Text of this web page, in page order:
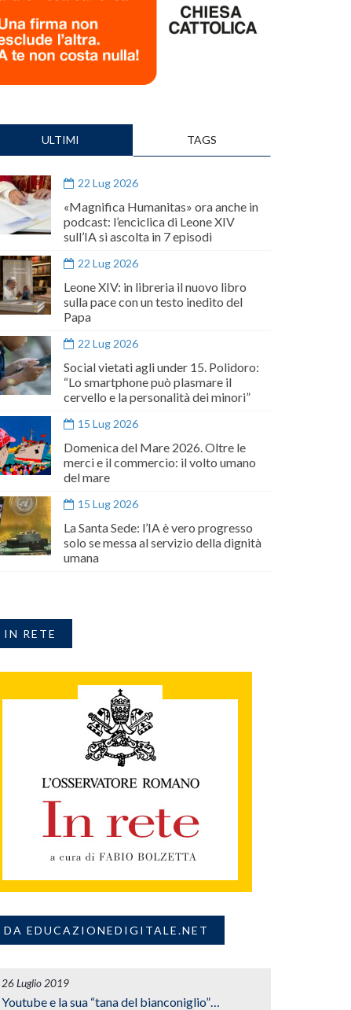
ULTIMI TAGS
22 Lug 2026
«Magnifica Humanitas» ora anche in
podcast: l’enciclica di Leone XIV
sull’IA si ascolta in 7 episodi
22 Lug 2026
Leone XIV: in libreria il nuovo libro
sulla pace con un testo inedito del
Papa
22 Lug 2026
Social vietati agli under 15. Polidoro:
“Lo smartphone può plasmare il
cervello e la personalità dei minori”
15 Lug 2026
Domenica del Mare 2026. Oltre le
merci e il commercio: il volto umano
del mare
15 Lug 2026
La Santa Sede: l’IA è vero progresso
solo se messa al servizio della dignità
umana
IN RETE
DA EDUCAZIONEDIGITALE.NET
26 Luglio 2019
Youtube e la sua “tana del bianconiglio”…